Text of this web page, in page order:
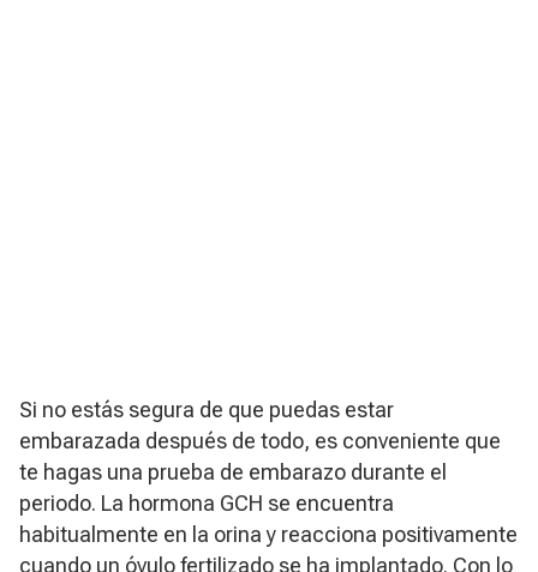
Si no estás segura de que puedas estar
embarazada después de todo, es conveniente que
te hagas una prueba de embarazo durante el
periodo. La hormona GCH se encuentra
habitualmente en la orina y reacciona positivamente
cuando un óvulo fertilizado se ha implantado. Con lo